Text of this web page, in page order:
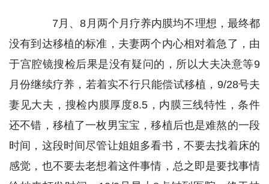
7月、8月两个月疗养内膜均不理想，最终都
没有到达移植的标准，夫妻两个内心相对着急了，由
于宫腔镜搜检后果是没有疑问的，所以大夫决意等9
月份继续疗养，若着实不行只能偿试移植，9/28号夫
妻见大夫，搜检内膜厚度8.5，内膜三线特性，条件
还不错，移植了一枚男宝宝，移植后也是难熬的一段
时间，这段时间尽管让姐姐多看书，不要去找着床的
感觉，也不要去老想着这件事情，总之即是要找事情